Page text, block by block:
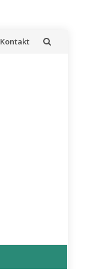
Kontakt